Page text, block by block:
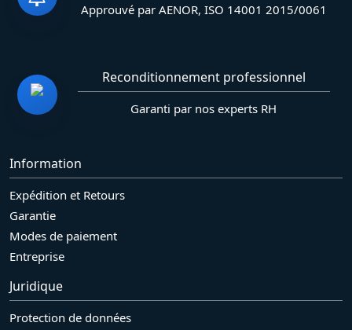
Approuvé par AENOR, ISO 14001 2015/0061
Reconditionnement professionnel
Garanti par nos experts RH
Information
Expédition et Retours
Garantie
Modes de paiement
Entreprise
Juridique
Protection de données